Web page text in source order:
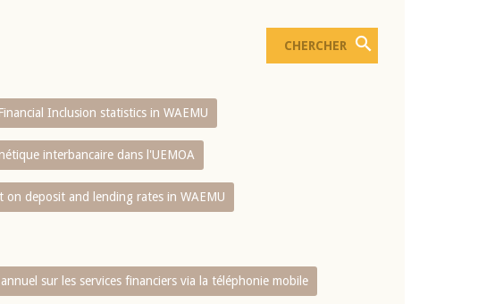
Inclusion statistics in WAEMU
interbancaire dans l'UEMOA
on deposit and lending rates in WAEMU
sur les services financiers via la téléphonie mobile